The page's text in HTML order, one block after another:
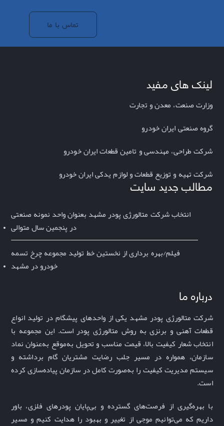
تماس با ما
لینک های مفید
وزارت صنعت، معدن و تجارت
گروه صنعتی ایران خودرو
شرکت طراحی، مهندسی و تامین قطعات ایران خودرو
شرکت تهیه و توزیع قطعات و لوازم یدکی ایران خودرو
مطالب جدید سایت
انتخاب شرکت متالورژی پودر مشهد بعنوان واحد نمونه صنعتی
در پنجمین سال متوالی
فیلم/بهره برداری از نخستین خط تولید مجموعه چرخ تسمه
خودرو در مشهد
درباره ما
شرکت متالورژی پودر مشهد یکی از واحدهای پیشگام در تولید انواع
قطعات آهنی و برنزی به روش متالورژی پودر است. این مجموعه با
انتخاب شعار کیفیت بالا، قیمت مناسب و تحویل به‌موقع
به‌عنوان نماد
سازمان، همواره در مسیر جلب رضایت مشتریان گام برداشته و
سیستم مدیریت کیفیت را به‌صورت کامل در سازمان پیاده‌سازی کرده
است.